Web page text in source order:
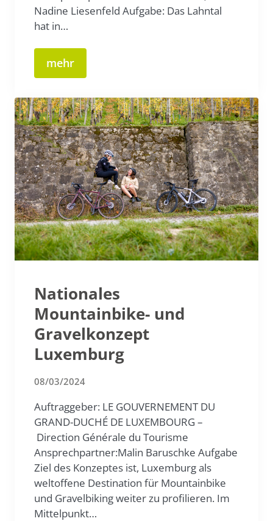
Nadine Liesenfeld Aufgabe: Das Lahntal
hat in…
mehr
Nationales
Mountainbike- und
Gravelkonzept
Luxemburg
08/03/2024
Auftraggeber: LE GOUVERNEMENT DU
GRAND-DUCHÉ DE LUXEMBOURG –
Direction Générale du Tourisme
Ansprechpartner:Malin Baruschke Aufgabe
Ziel des Konzeptes ist, Luxemburg als
weltoffene Destination für Mountainbike
und Gravelbiking weiter zu profilieren. Im
Mittelpunkt…